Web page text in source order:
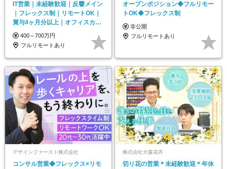
IT営業｜未経験歓迎｜反響メイン
｜フレックス制｜リモートOK｜
賞与4ヶ月分以上｜オフィスカジ
ュアルOK
400～700万円
フルリモートあり
オープンポジション◆フルリモー
トOK◆フレックス制
非公開
フルリモートあり
デザインファースト株式会社
コンサル営業◆フレックス×リモ
株式会社大森花卉
切り花の営業＊未経験歓迎＊年休